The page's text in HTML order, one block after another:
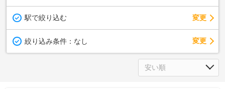
駅で絞り込む 変更
絞り込み条件： なし 変更